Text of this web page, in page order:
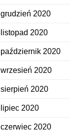
grudzień 2020
listopad 2020
październik 2020
wrzesień 2020
sierpień 2020
lipiec 2020
czerwiec 2020